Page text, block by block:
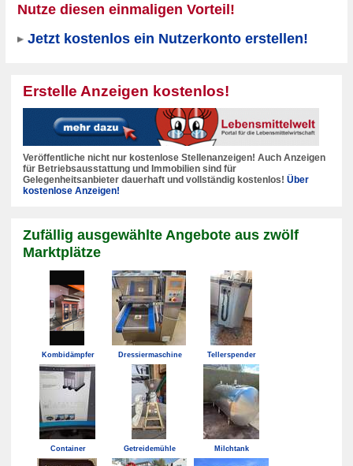
Nutze diesen einmaligen Vorteil!
Jetzt kostenlos ein Nutzerkonto erstellen!
Erstelle Anzeigen kostenlos!
Veröffentliche nicht nur kostenlose Stellenanzeigen! Auch Anzeigen
für Betriebsausstattung und Immobilien sind für
Gelegenheitsanbieter dauerhaft und vollständig kostenlos! Über
kostenlose Anzeigen!
Zufällig ausgewählte Angebote aus zwölf
Marktplätze
Kombidämpfer Dressiermaschine Tellerspender
Container Getreidemühle Milchtank